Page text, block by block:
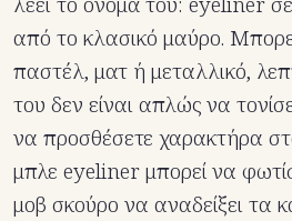
από το κλασικό μαύρο.
παστέλ, ματ ή μεταλλικό,
του δεν είναι απλώς να
να προσθέσετε χαρακτήρα
μπλε eyeliner μπορεί να
μοβ σκούρο να αναδείξει τα